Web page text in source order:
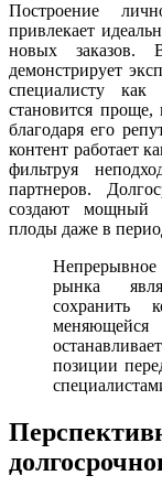
Построение
привлекает
новых заказов.
демонстрирует
специалисту как
становится проще,
благодаря его
контент работает
фильтруя
партнеров.
создают мощный
плоды даже в
Непрерывное
рынка
сохранить
позиции